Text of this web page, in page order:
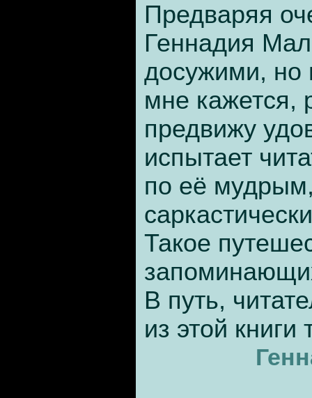
Предваряя
Геннадия
досужими, но
мне кажется,
предвижу
испытает
по её
Такое
В путь,
из этой книги